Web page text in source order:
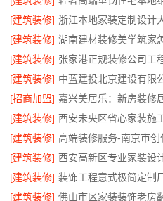
[建筑装修]
[建筑装修]
[建筑装修]
[建筑装修]
[招商加盟]
[建筑装修]
[建筑装修]
[建筑装修]
[建筑装修]
[建筑装修]